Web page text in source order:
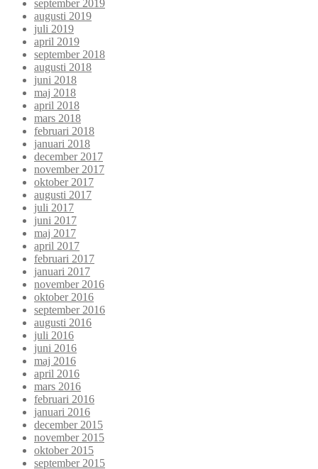
september 2019
augusti 2019
juli 2019
april 2019
september 2018
augusti 2018
juni 2018
maj 2018
april 2018
mars 2018
februari 2018
januari 2018
december 2017
november 2017
oktober 2017
augusti 2017
juli 2017
juni 2017
maj 2017
april 2017
februari 2017
januari 2017
november 2016
oktober 2016
september 2016
augusti 2016
juli 2016
juni 2016
maj 2016
april 2016
mars 2016
februari 2016
januari 2016
december 2015
november 2015
oktober 2015
september 2015